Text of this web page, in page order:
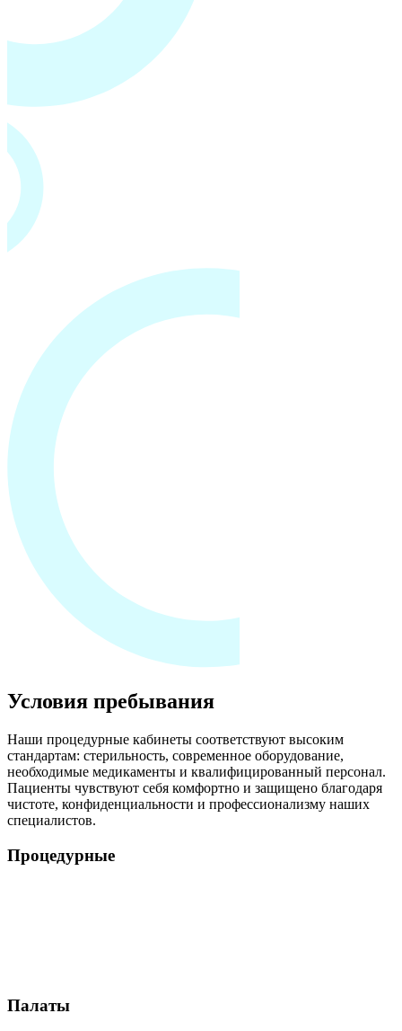
Условия пребывания
Наши процедурные кабинеты соответствуют высоким
стандартам: стерильность, современное оборудование,
необходимые медикаменты и квалифицированный персонал.
Пациенты чувствуют себя комфортно и защищено благодаря
чистоте, конфиденциальности и профессионализму наших
специалистов.
Процедурные
Палаты